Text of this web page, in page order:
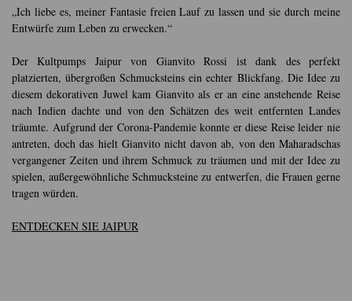
„Ich liebe es, meiner Fantasie freien Lauf zu lassen und sie durch meine
Entwürfe zum Leben zu erwecken.“
Der Kultpumps Jaipur von Gianvito Rossi ist dank des perfekt
platzierten, übergroßen Schmucksteins ein echter Blickfang. Die Idee zu
diesem dekorativen Juwel kam Gianvito als er an eine anstehende Reise
nach Indien dachte und von den Schätzen des weit entfernten Landes
träumte. Aufgrund der Corona-Pandemie konnte er diese Reise leider nie
antreten, doch das hielt Gianvito nicht davon ab, von den Maharadschas
vergangener Zeiten und ihrem Schmuck zu träumen und mit der Idee zu
spielen, außergewöhnliche Schmucksteine zu entwerfen, die Frauen gerne
tragen würden.
ENTDECKEN SIE JAIPUR